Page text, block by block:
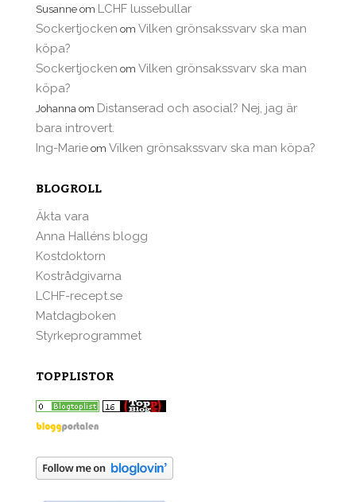
Susanne om LCHF lussebullar
Sockertjocken om Vilken grönsakssvarv ska man
köpa?
Sockertjocken om Vilken grönsakssvarv ska man
köpa?
Johanna om Distanserad och asocial? Nej, jag är
bara introvert.
Ing-Marie om Vilken grönsakssvarv ska man köpa?
BLOGROLL
Äkta vara
Anna Halléns blogg
Kostdoktorn
Kostrådgivarna
LCHF-recept.se
Matdagboken
Styrkeprogrammet
TOPPLISTOR